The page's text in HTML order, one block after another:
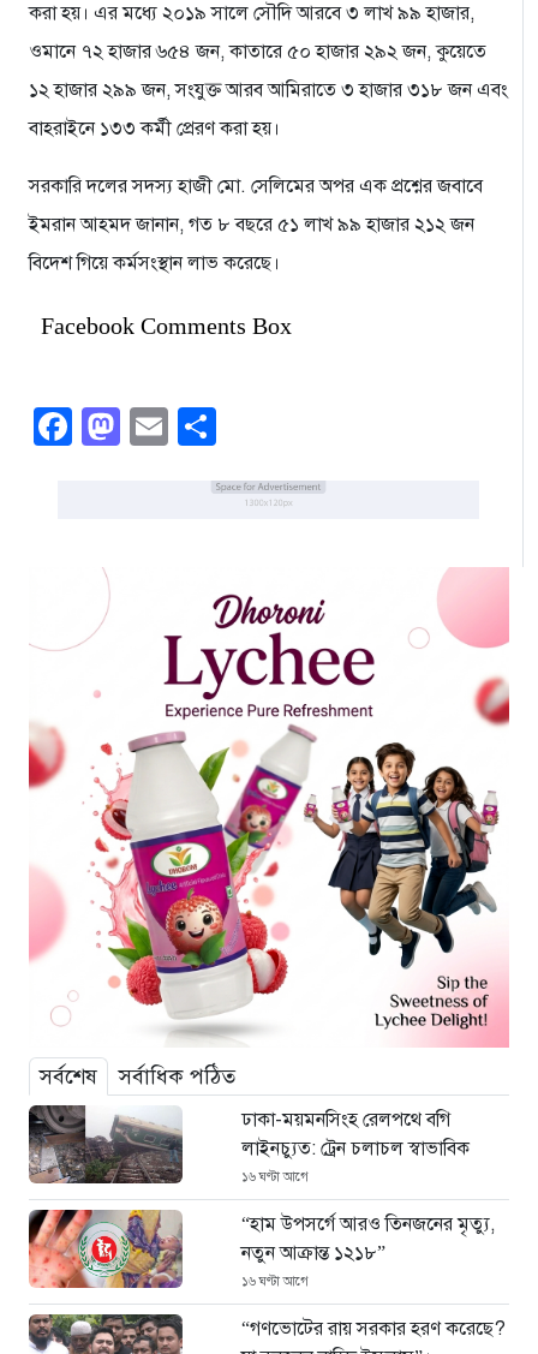
করা হয়। এর মধ্যে ২০১৯ সালে সৌদি আরবে ৩ লাখ ৯৯ হাজার,
ওমানে ৭২ হাজার ৬৫৪ জন, কাতারে ৫০ হাজার ২৯২ জন, কুয়েতে
১২ হাজার ২৯৯ জন, সংযুক্ত আরব আমিরাতে ৩ হাজার ৩১৮ জন এবং
বাহরাইনে ১৩৩ কর্মী প্রেরণ করা হয়।
সরকারি দলের সদস্য হাজী মো. সেলিমের অপর এক প্রশ্নের জবাবে
ইমরান আহমদ জানান, গত ৮ বছরে ৫১ লাখ ৯৯ হাজার ২১২ জন
বিদেশ গিয়ে কর্মসংস্থান লাভ করেছে।
Facebook Comments Box
Facebook
Mastodon
Email
সর্বশেষ সর্বাধিক পঠিত
ঢাকা-ময়মনসিংহ রেলপথে বগি
লাইনচ্যুত: ট্রেন চলাচল স্বাভাবিক
১৬ ঘণ্টা আগে
“হাম উপসর্গে আরও তিনজনের মৃত্যু,
নতুন আক্রান্ত ১২১৮”
১৬ ঘণ্টা আগে
“গণভোটের রায় সরকার হরণ করেছে?